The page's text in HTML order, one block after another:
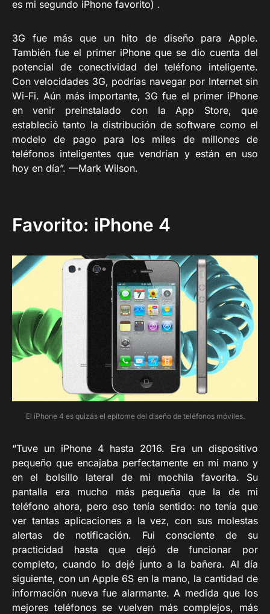
es mi segundo iPhone favorito) .
3G fue más que un hito de diseño para Apple.
También fue el primer iPhone que se dio cuenta del
potencial de conectividad del teléfono inteligente.
Con velocidades 3G, podrías navegar por Internet sin
Wi-Fi. Aún más importante, 3G fue el primer iPhone
en venir preinstalado con la App Store, que
estableció tanto la distribución de software como el
modelo de pago para los miles de millones de
teléfonos inteligentes que vendrían y están en uso
hoy en día”. —Mark Wilson.
Favorito: iPhone 4
El iPhone 4 es quizás el epítome del diseño de teléfonos móviles.
“Tuve un iPhone 4 hasta 2016. Era un dispositivo
pequeño que encajaba perfectamente en mi mano y
en el bolsillo lateral de mi mochila favorita. Su
pantalla era mucho más pequeña que la de mi
teléfono ahora, pero eso tenía sentido: no tenía que
ver tantas aplicaciones a la vez, con sus molestas
alertas de notificación. Fui consciente de su
practicidad hasta que dejó de funcionar por
completo, cuando lo dejé junto a la bañera. Al día
siguiente, con un Apple 6S en la mano, la cantidad de
información nueva fue alarmante. A medida que los
mejores teléfonos se vuelven más complejos, más